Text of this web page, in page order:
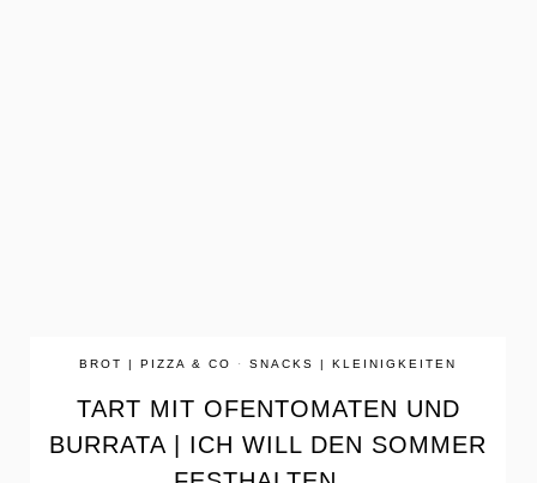
BROT | PIZZA & CO ·SNACKS | KLEINIGKEITEN
TART MIT OFENTOMATEN UND
BURRATA | ICH WILL DEN SOMMER